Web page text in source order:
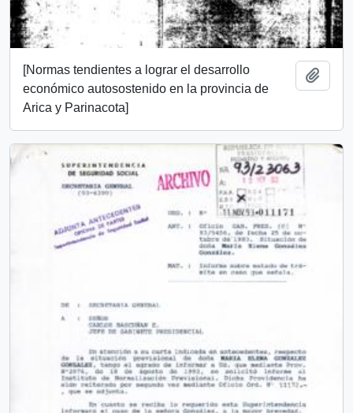
[Normas tendientes a lograr el desarrollo
económico autosostenido en la provincia de
Arica y Parinacota]